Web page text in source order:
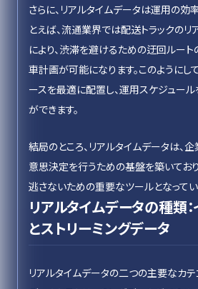
さらに、リアルタイムデータは運用の効
とえば、流通業界では配送トラックのリ
により、渋滞を避けるための迂回ルー
車計画が可能になります。このようにし
ースを最適に配置し、運用スケジュー
ができます。
結局のところ、リアルタイムデータは、
意思決定を行うための基盤を築いてお
逃さないための重要なツールとなってい
リアルタイムデータの種類
とストリーミングデータ
リアルタイムデータの二つの主要なカテ